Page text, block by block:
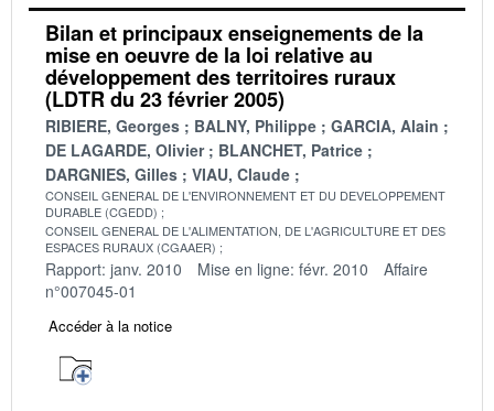
Bilan et principaux enseignements de la
mise en oeuvre de la loi relative au
développement des territoires ruraux
(LDTR du 23 février 2005)
RIBIERE, Georges BALNY, Philippe
GARCIA, Alain
DE LAGARDE, Olivier
BLANCHET, Patrice
DARGNIES, Gilles
VIAU, Claude
CONSEIL GENERAL DE L'ENVIRONNEMENT ET DU DEVELOPPEMENT
DURABLE (CGEDD)
CONSEIL GENERAL DE L'ALIMENTATION, DE L'AGRICULTURE ET DES
ESPACES RURAUX (CGAAER)
Rapport: janv. 2010 Mise en ligne: févr. 2010
Affaire
n°007045-01
Accéder à la notice